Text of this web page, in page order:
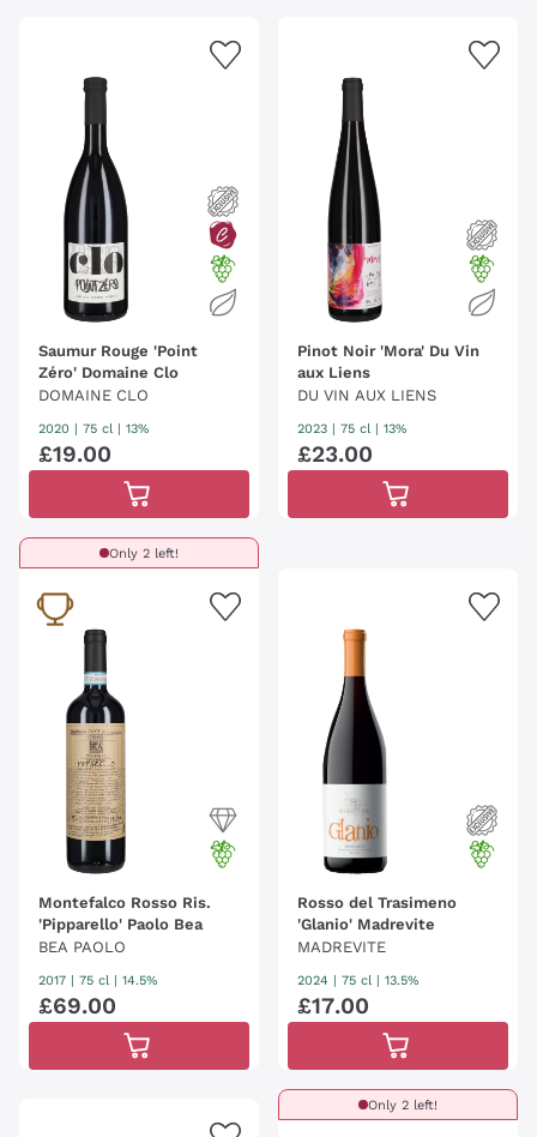
Saumur Rouge 'Point
Zéro' Domaine Clo
DOMAINE CLO
2020 75 cl | 13%
£19.00
Pinot Noir 'Mora' Du Vin
aux Liens
DU VIN AUX LIENS
2023 75 cl | 13%
£23.00
Only 2 left!
Montefalco Rosso Ris.
'Pipparello' Paolo Bea
BEA PAOLO
2017 75 cl | 14.5%
£69.00
Rosso del Trasimeno
'Glanio' Madrevite
MADREVITE
2024 75 cl | 13.5%
£17.00
Only 2 left!